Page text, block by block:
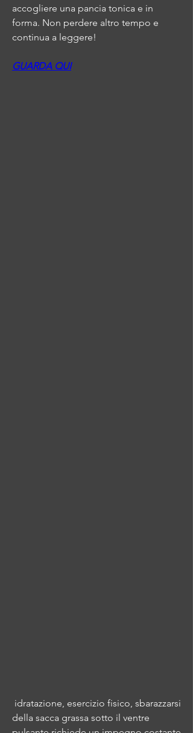
accogliere una pancia tonica e in
forma. Non perdere altro tempo e
continua a leggere!
GUARDA QUI
della sacca grassa sotto il ventre